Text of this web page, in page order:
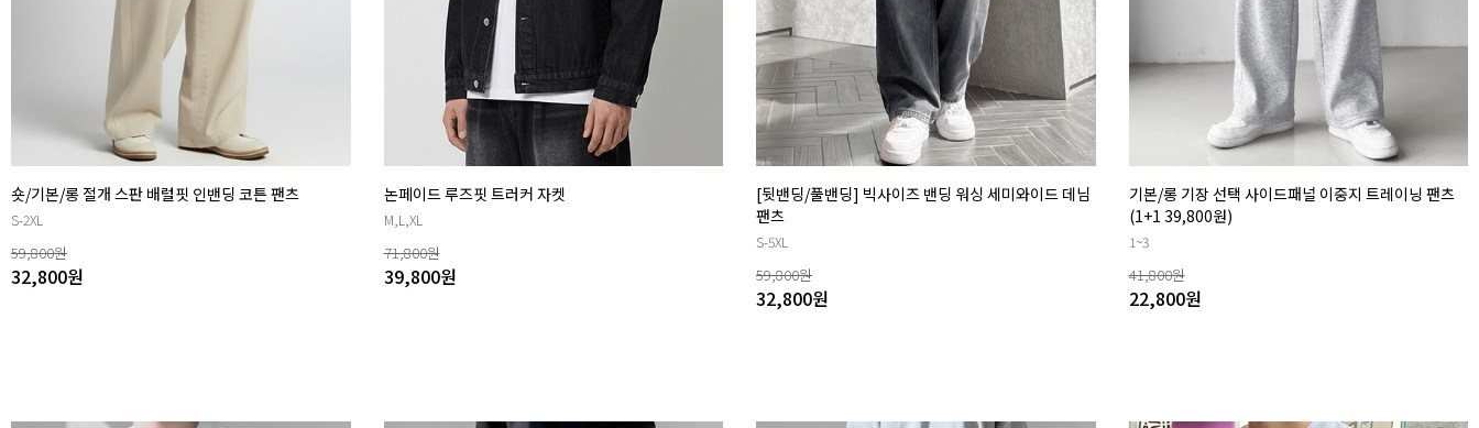
숏/기본/롱 절개 스판 배럴핏 인밴딩 코튼 팬츠
S-2XL
59,800원
32,800원
논페이드 루즈핏 트러커 자켓
M,L,XL
71,800원
39,800원
[뒷밴딩/풀밴딩] 빅사이즈 밴딩 워싱 세미와이드 데님
팬츠
S-5XL
59,800원
32,800원
기본/롱 기장 선택 사이드패널 이중지 트레이닝 팬츠
(1+1 39,800원)
1~3
41,800원
22,800원